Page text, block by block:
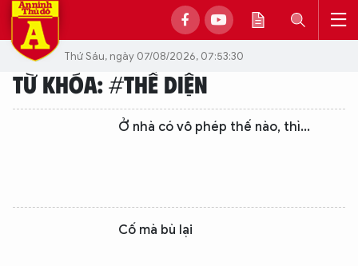
Thứ Sáu, ngày 07/08/2026, 07:53:30
TỪ KHÓA: #THỂ DIỆN
Ở nhà có vô phép thế nào, thì...
Cố mà bù lại